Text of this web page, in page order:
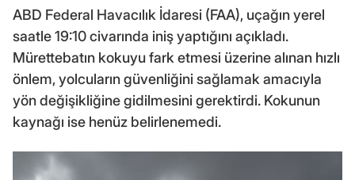
ABD Federal Havacılık İdaresi (FAA), uçağın yerel
saatle 19:10 civarında iniş yaptığını açıkladı.
Mürettebatın kokuyu fark etmesi üzerine alınan hızlı
önlem, yolcuların güvenliğini sağlamak amacıyla
yön değişikliğine gidilmesini gerektirdi. Kokunun
kaynağı ise henüz belirlenemedi.